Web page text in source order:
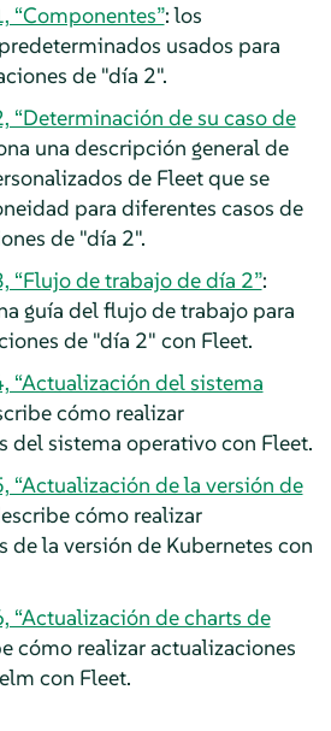
“Componentes”: los
usados para
de "día 2".
“Determinación de su caso de
una descripción general de
de Fleet que se
para diferentes casos de
de "día 2".
“Flujo de trabajo de día 2”:
guía del flujo de trabajo para
de "día 2" con Fleet.
“Actualización del sistema
cómo realizar
del sistema operativo con Fleet.
“Actualización de la versión de
cómo realizar
de la versión de Kubernetes con
“Actualización de charts de
cómo realizar actualizaciones
con Fleet.